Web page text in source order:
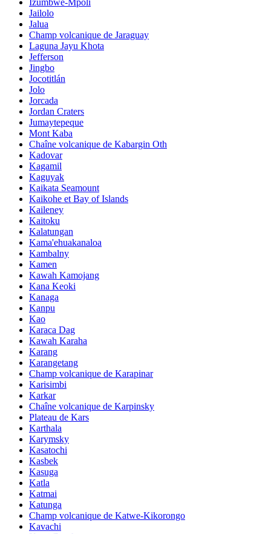
Jailolo
Jalua
Champ volcanique de Jaraguay
Laguna Jayu Khota
Jefferson
Jingbo
Jocotitlán
Jolo
Jorcada
Jordan Craters
Jumaytepeque
Mont Kaba
Chaîne volcanique de Kabargin Oth
Kadovar
Kagamil
Kaguyak
Kaikata Seamount
Kaikohe et Bay of Islands
Kaileney
Kaitoku
Kalatungan
Kama'ehuakanaloa
Kambalny
Kamen
Kawah Kamojang
Kana Keoki
Kanaga
Kanpu
Kao
Karaca Dag
Kawah Karaha
Karang
Karangetang
Champ volcanique de Karapinar
Karisimbi
Karkar
Chaîne volcanique de Karpinsky
Plateau de Kars
Karthala
Karymsky
Kasatochi
Kasbek
Kasuga
Katla
Katmai
Katunga
Champ volcanique de Katwe-Kikorongo
Kavachi